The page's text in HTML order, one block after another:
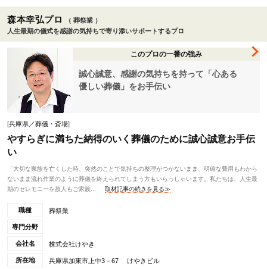
森本幸弘プロ
（ 葬祭業 ）
人生最期の儀式を感謝の気持ちで寄り添いサポートするプロ
このプロの一番の強み
誠心誠意、感謝の気持ちを持って「心ある
優しい葬儀」をお手伝い
[兵庫県／葬儀・斎場]
やすらぎに満ちた納得のいく葬儀のために誠心誠意お手伝
い
「大切な家族を亡くした時、突然のことで気持ちの整理がつかないまま、明確な費用もわから
ないまま流れ作業のように葬儀を終えられてしまう方もいらっしゃいます。私たちは、人生最
期のセレモニーを故人もご家族...
取材記事の続きを見る≫
職種 葬祭業
専門分野
会社名 株式会社けやき
所在地 兵庫県加東市上中3－67 けやきビル